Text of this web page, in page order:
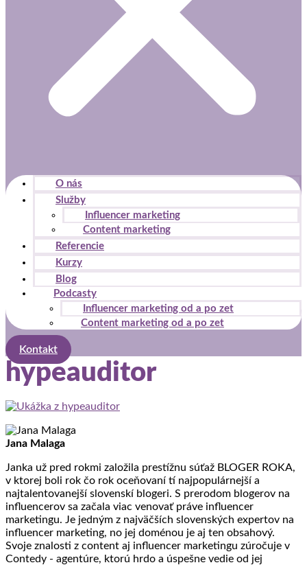
O nás
Služby
Influencer marketing
Content marketing
Referencie
Kurzy
Blog
Podcasty
Influencer marketing od a po zet
Content marketing od a po zet
Kontakt
hypeauditor
Jana Malaga
Janka už pred rokmi založila prestížnu súťaž BLOGER ROKA,
v ktorej boli rok čo rok oceňovaní tí najpopulárnejší a
najtalentovanejší slovenskí blogeri. S prerodom blogerov na
influencerov sa začala viac venovať práve influencer
marketingu. Je jedným z najväčších slovenských expertov na
influencer marketing, no jej doménou je aj ten obsahový.
Svoje znalosti z content aj influencer marketingu zúročuje v
Contedy - agentúre, ktorú hrdo a úspešne vedie od jej